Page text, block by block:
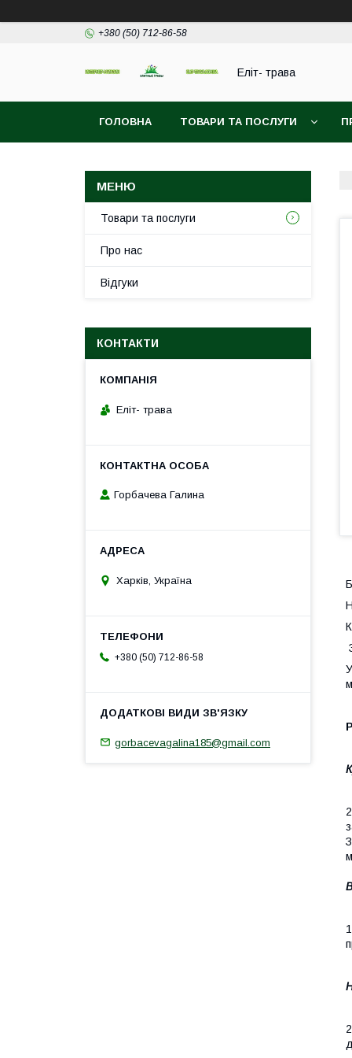
+380 (50) 712-86-58
Еліт- трава
ГОЛОВНА ТОВАРИ ТА ПОСЛУГИ
Товари та послуги
Про нас
Відгуки
КОНТАКТИ
Еліт- трава
Горбачева Галина
Харків, Україна
+380 (50) 712-86-58
gorbacevagalina185@gmail.com